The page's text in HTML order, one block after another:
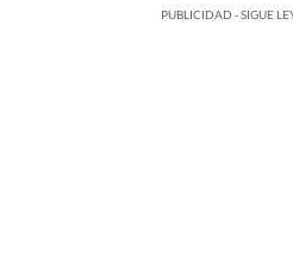
PUBLICIDAD - SIGUE